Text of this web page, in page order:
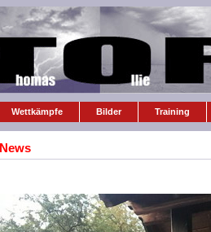
Wettkämpfe Bilder Training
News